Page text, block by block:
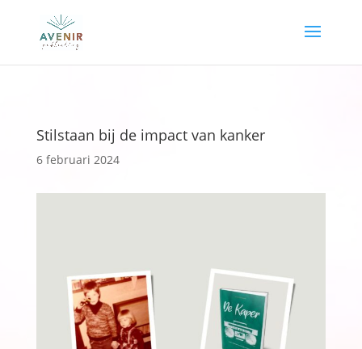
Stilstaan bij de impact van kanker
6 februari 2024